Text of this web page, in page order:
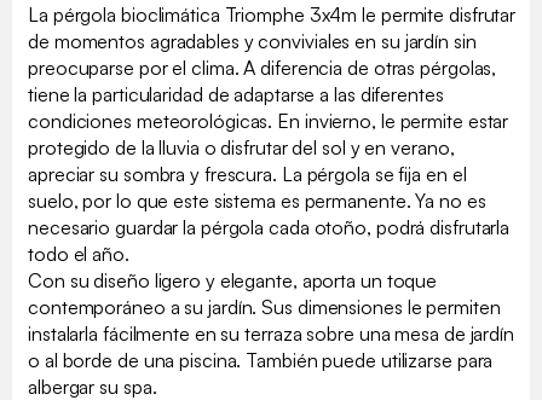
La pérgola bioclimática Triomphe 3x4m le permite disfrutar
de momentos agradables y conviviales en su jardín sin
preocuparse por el clima. A diferencia de otras pérgolas,
tiene la particularidad de adaptarse a las diferentes
condiciones meteorológicas. En invierno, le permite estar
protegido de la lluvia o disfrutar del sol y en verano,
apreciar su sombra y frescura. La pérgola se fija en el
suelo, por lo que este sistema es permanente. Ya no es
necesario guardar la pérgola cada otoño, podrá disfrutarla
todo el año.
Con su diseño ligero y elegante, aporta un toque
contemporáneo a su jardín. Sus dimensiones le permiten
instalarla fácilmente en su terraza sobre una mesa de jardín
o al borde de una piscina. También puede utilizarse para
albergar su spa.